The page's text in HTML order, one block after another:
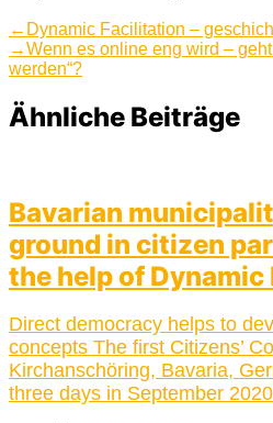
Beitragsnavigation
← Vorheriger
Beitrag:
Dynamic Facilitation –
→Nächster
Beitrag:
Wenn es online eng wird –
werden“?
Ähnliche Beiträge
Bavarian
ground in citizen
the help of
Direct democracy helps to
concepts The first Citizens’
Kirchanschöring, Bavaria,
three days in September